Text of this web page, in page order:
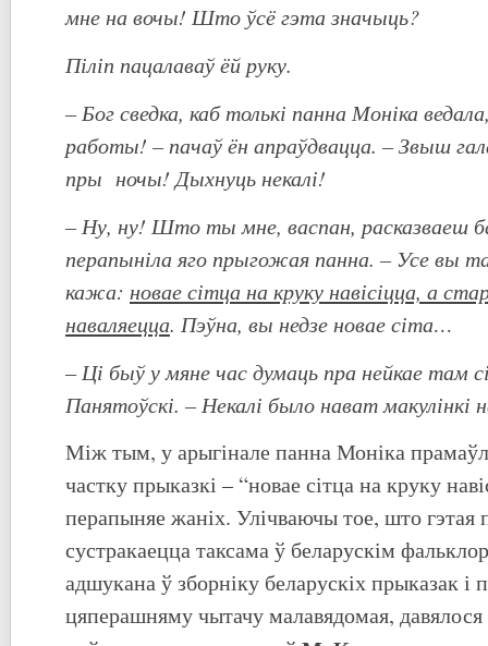
мне на вочы! Што ўсё гэта значыць?
Піліп пацалаваў ёй руку.
– Бог сведка, каб толькі панна Моніка
работы! – пачаў ён апраўдвацца. – Звыш
пры ночы! Дыхнуць некалі!
– Ну, ну! Што ты мне, васпан, расказваеш
перапыніла яго прыгожая панна. – Усе вы
кажа: новае сітца на круку навісіцца, а
наваляецца. Пэўна, вы недзе новае сіта…
– Ці быў у мяне час думаць пра нейкае там
Панятоўскі. – Некалі было нават макулінкі
Між тым, у арыгінале панна Моніка
частку прыказкі – “новае сітца на круку
перапыняе жаніх. Улічваючы тое, што гэтая
сустракаецца таксама ў беларускім
адшукана ў зборніку беларускіх прыказак і
цяперашняму чытачу малавядомая, давялося